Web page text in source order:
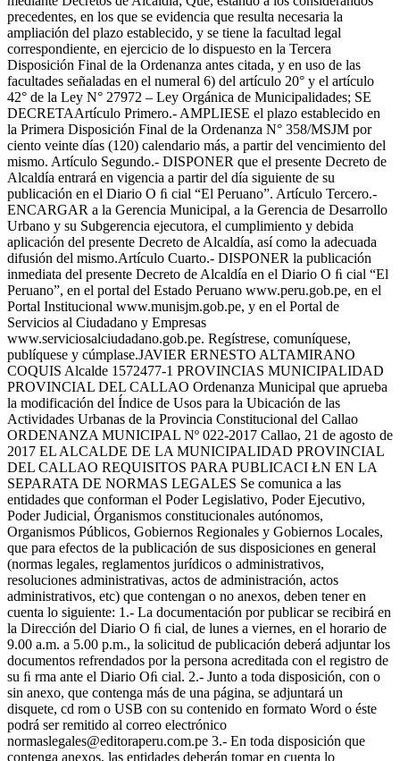
precedentes, en los que se evidencia que resulta necesaria la
ampliación del plazo establecido, y se tiene la facultad legal
correspondiente, en ejercicio de lo dispuesto en la Tercera
Disposición Final de la Ordenanza antes citada, y en uso de las
facultades señaladas en el numeral 6) del artículo 20° y el artículo
42° de la Ley N° 27972 – Ley Orgánica de Municipalidades; SE
DECRETAArtículo Primero.- AMPLIESE el plazo establecido en
la Primera Disposición Final de la Ordenanza N° 358/MSJM por
ciento veinte días (120) calendario más, a partir del vencimiento del
mismo. Artículo Segundo.- DISPONER que el presente Decreto de
Alcaldía entrará en vigencia a partir del día siguiente de su
publicación en el Diario O ﬁ cial “El Peruano”. Artículo Tercero.-
ENCARGAR a la Gerencia Municipal, a la Gerencia de Desarrollo
Urbano y su Subgerencia ejecutora, el cumplimiento y debida
aplicación del presente Decreto de Alcaldía, así como la adecuada
difusión del mismo.Artículo Cuarto.- DISPONER la publicación
inmediata del presente Decreto de Alcaldía en el Diario O ﬁ cial “El
Peruano”, en el portal del Estado Peruano www.peru.gob.pe, en el
Portal Institucional www.munisjm.gob.pe, y en el Portal de
Servicios al Ciudadano y Empresas
www.serviciosalciudadano.gob.pe. Regístrese, comuníquese,
publíquese y cúmplase.JAVIER ERNESTO ALTAMIRANO
COQUIS Alcalde 1572477-1 PROVINCIAS MUNICIPALIDAD
PROVINCIAL DEL CALLAO Ordenanza Municipal que aprueba
la modificación del Índice de Usos para la Ubicación de las
Actividades Urbanas de la Provincia Constitucional del Callao
ORDENANZA MUNICIPAL Nº 022-2017 Callao, 21 de agosto de
2017 EL ALCALDE DE LA MUNICIPALIDAD PROVINCIAL
DEL CALLAO REQUISITOS PARA PUBLICACI ŁN EN LA
SEPARATA DE NORMAS LEGALES Se comunica a las
entidades que conforman el Poder Legislativo, Poder Ejecutivo,
Poder Judicial, Órganismos constitucionales autónomos,
Organismos Públicos, Gobiernos Regionales y Gobiernos Locales,
que para efectos de la publicación de sus disposiciones en general
(normas legales, reglamentos jurídicos o administrativos,
resoluciones administrativas, actos de administración, actos
administrativos, etc) que contengan o no anexos, deben tener en
cuenta lo siguiente: 1.- La documentación por publicar se recibirá en
la Dirección del Diario O ﬁ cial, de lunes a viernes, en el horario de
9.00 a.m. a 5.00 p.m., la solicitud de publicación deberá adjuntar los
documentos refrendados por la persona acreditada con el registro de
su ﬁ rma ante el Diario Oﬁ cial. 2.- Junto a toda disposición, con o
sin anexo, que contenga más de una página, se adjuntará un
disquete, cd rom o USB con su contenido en formato Word o éste
podrá ser remitido al correo electrónico
normaslegales@editoraperu.com.pe 3.- En toda disposición que
contenga anexos, las entidades deberán tomar en cuenta lo